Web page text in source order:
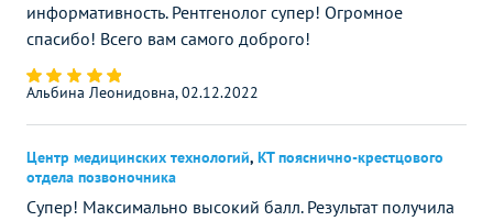
информативность. Рентгенолог супер! Огромное
спасибо! Всего вам самого доброго!
Альбина Леонидовна, 02.12.2022
Центр медицинских технологий, КТ пояснично-крестцового
отдела позвоночника
Супер! Максимально высокий балл. Результат получила